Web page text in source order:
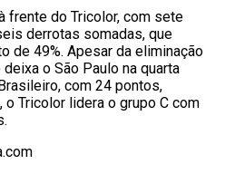
frente do Tricolor, com sete
derrotas somadas, que
de 49%. Apesar da eliminação
o São Paulo na quarta
com 24 pontos,
o Tricolor lidera o grupo C com